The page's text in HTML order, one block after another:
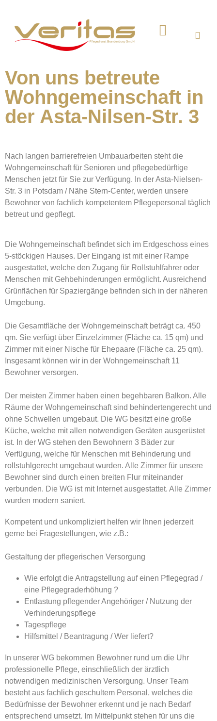
Von uns betreute
Wohngemeinschaft in
der Asta-Nilsen-Str. 3
Nach langen barrierefreien Umbauarbeiten steht die
Wohngemeinschaft für Senioren und pflegebedürftige
Menschen jetzt für Sie zur Verfügung. In der Asta-Nielsen-
Str. 3 in Potsdam / Nähe Stern-Center, werden unsere
Bewohner von fachlich kompetentem Pflegepersonal täglich
betreut und gepflegt.
Die Wohngemeinschaft befindet sich im Erdgeschoss eines
5-stöckigen Hauses. Der Eingang ist mit einer Rampe
ausgestattet, welche den Zugang für Rollstuhlfahrer oder
Menschen mit Gehbehinderungen ermöglicht. Ausreichend
Grünflächen für Spaziergänge befinden sich in der näheren
Umgebung.
Die Gesamtfläche der Wohngemeinschaft beträgt ca. 450
qm. Sie verfügt über Einzelzimmer (Fläche ca. 15 qm) und
Zimmer mit einer Nische für Ehepaare (Fläche ca. 25 qm).
Insgesamt können wir in der Wohngemeinschaft 11
Bewohner versorgen.
Der meisten Zimmer haben einen begehbaren Balkon. Alle
Räume der Wohngemeinschaft sind behindertengerecht und
ohne Schwellen umgebaut. Die WG besitzt eine große
Küche, welche mit allen notwendigen Geräten ausgerüstet
ist. In der WG stehen den Bewohnern 3 Bäder zur
Verfügung, welche für Menschen mit Behinderung und
rollstuhlgerecht umgebaut wurden. Alle Zimmer für unsere
Bewohner sind durch einen breiten Flur miteinander
verbunden. Die WG ist mit Internet ausgestattet. Alle Zimmer
wurden modern saniert.
Kompetent und unkompliziert helfen wir Ihnen jederzeit
gerne bei Fragestellungen, wie z.B.:
Gestaltung der pflegerischen Versorgung
Wie erfolgt die Antragstellung auf einen Pflegegrad /
eine Pflegegraderhöhung ?
Entlastung pflegender Angehöriger / Nutzung der
Verhinderungspflege
Tagespflege
Hilfsmittel / Beantragung / Wer liefert?
In unserer WG bekommen Bewohner rund um die Uhr
professionelle Pflege, einschließlich der ärztlich
notwendigen medizinischen Versorgung. Unser Team
besteht aus fachlich geschultem Personal, welches die
Bedürfnisse der Bewohner erkennt und je nach Bedarf
entsprechend umsetzt. Im Mittelpunkt stehen für uns die